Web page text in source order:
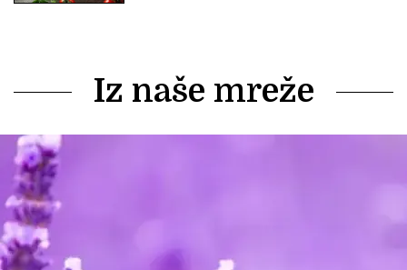
Iz naše mreže